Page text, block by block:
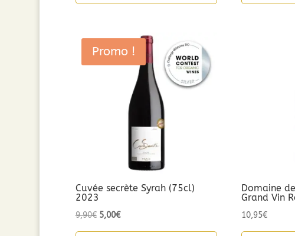
Promo !
Cuvée secrète Syrah (75cl)
2023
9,90€ Le
5,00€Le
Domaine
Grand Vin
10,95€